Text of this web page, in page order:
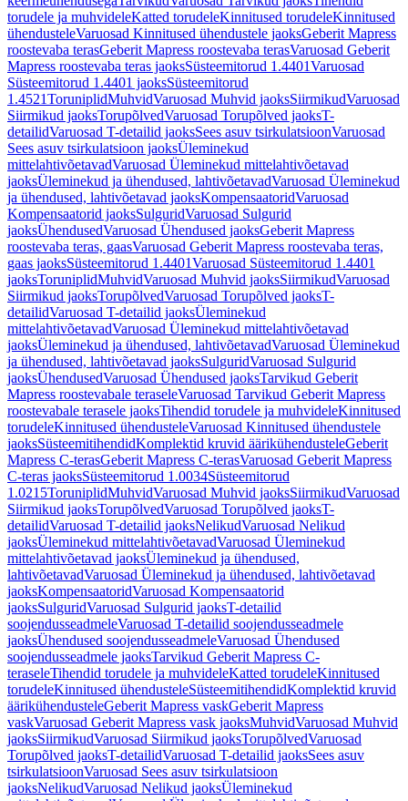
torudele ja muhvideleKatted torudeleKinnitused torudeleKinnitused
ühendusteleVaruosad Kinnitused ühendustele jaoksGeberit Mapress
roostevaba terasGeberit Mapress roostevaba terasVaruosad Geberit
Mapress roostevaba teras jaoksSüsteemitorud 1.4401Varuosad
Süsteemitorud 1.4401 jaoksSüsteemitorud
1.4521ToruniplidMuhvidVaruosad Muhvid jaoksSiirmikudVaruosad
Siirmikud jaoksTorupõlvedVaruosad Torupõlved jaoksT-
detailidVaruosad T-detailid jaoksSees asuv tsirkulatsioonVaruosad
Sees asuv tsirkulatsioon jaoksÜleminekud
mittelahtivõetavadVaruosad Üleminekud mittelahtivõetavad
jaoksÜleminekud ja ühendused, lahtivõetavadVaruosad Üleminekud
ja ühendused, lahtivõetavad jaoksKompensaatoridVaruosad
Kompensaatorid jaoksSulguridVaruosad Sulgurid
jaoksÜhendusedVaruosad Ühendused jaoksGeberit Mapress
roostevaba teras, gaasVaruosad Geberit Mapress roostevaba teras,
gaas jaoksSüsteemitorud 1.4401Varuosad Süsteemitorud 1.4401
jaoksToruniplidMuhvidVaruosad Muhvid jaoksSiirmikudVaruosad
Siirmikud jaoksTorupõlvedVaruosad Torupõlved jaoksT-
detailidVaruosad T-detailid jaoksÜleminekud
mittelahtivõetavadVaruosad Üleminekud mittelahtivõetavad
jaoksÜleminekud ja ühendused, lahtivõetavadVaruosad Üleminekud
ja ühendused, lahtivõetavad jaoksSulguridVaruosad Sulgurid
jaoksÜhendusedVaruosad Ühendused jaoksTarvikud Geberit
Mapress roostevabale teraseleVaruosad Tarvikud Geberit Mapress
roostevabale terasele jaoksTihendid torudele ja muhvideleKinnitused
torudeleKinnitused ühendusteleVaruosad Kinnitused ühendustele
jaoksSüsteemitihendidKomplektid kruvid äärikühendusteleGeberit
Mapress C-terasGeberit Mapress C-terasVaruosad Geberit Mapress
C-teras jaoksSüsteemitorud 1.0034Süsteemitorud
1.0215ToruniplidMuhvidVaruosad Muhvid jaoksSiirmikudVaruosad
Siirmikud jaoksTorupõlvedVaruosad Torupõlved jaoksT-
detailidVaruosad T-detailid jaoksNelikudVaruosad Nelikud
jaoksÜleminekud mittelahtivõetavadVaruosad Üleminekud
mittelahtivõetavad jaoksÜleminekud ja ühendused,
lahtivõetavadVaruosad Üleminekud ja ühendused, lahtivõetavad
jaoksKompensaatoridVaruosad Kompensaatorid
jaoksSulguridVaruosad Sulgurid jaoksT-detailid
soojendusseadmeleVaruosad T-detailid soojendusseadmele
jaoksÜhendused soojendusseadmeleVaruosad Ühendused
soojendusseadmele jaoksTarvikud Geberit Mapress C-
teraseleTihendid torudele ja muhvideleKatted torudeleKinnitused
torudeleKinnitused ühendusteleSüsteemitihendidKomplektid kruvid
äärikühendusteleGeberit Mapress vaskGeberit Mapress
vaskVaruosad Geberit Mapress vask jaoksMuhvidVaruosad Muhvid
jaoksSiirmikudVaruosad Siirmikud jaoksTorupõlvedVaruosad
Torupõlved jaoksT-detailidVaruosad T-detailid jaoksSees asuv
tsirkulatsioonVaruosad Sees asuv tsirkulatsioon
jaoksNelikudVaruosad Nelikud jaoksÜleminekud